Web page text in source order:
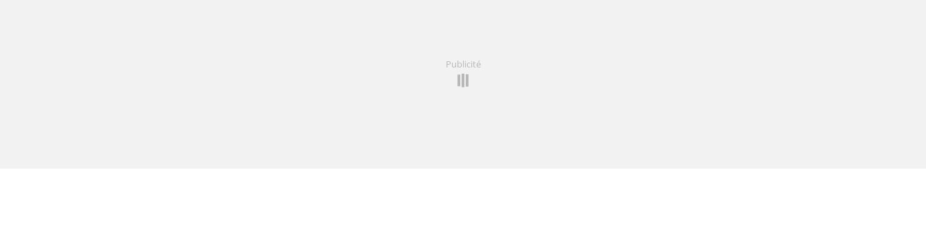
Publicité